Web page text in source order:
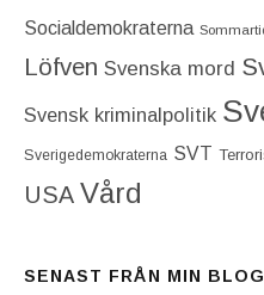
Socialdemokraterna
Löfven Svenska mord
Svensk kriminalpolitik
Sverigedemokraterna SVT
USA Vård
SENAST FRÅN MIN